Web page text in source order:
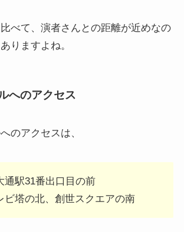
べて、演者さんとの距離が近めなの
りますよね。
へのアクセス
のアクセスは、
通駅31番出口目の前
ビ塔の北、創世スクエアの南